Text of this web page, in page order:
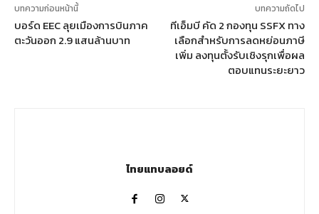
บทความก่อนหน้านี้
บอร์ด EEC ลุยเมืองการบินภาค
ตะวันออก 2.9 แสนล้านบาท
บทความถัดไป
ทีเอ็มบี คัด 2 กองทุน SSFX ทาง
เลือกสำหรับการลดหย่อนภาษี
เพิ่ม ลงทุนตั้งรับเชิงรุกเพื่อผล
ตอบแทนระยะยาว
ไทยแทบลอยด์